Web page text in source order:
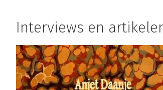
Interviews en